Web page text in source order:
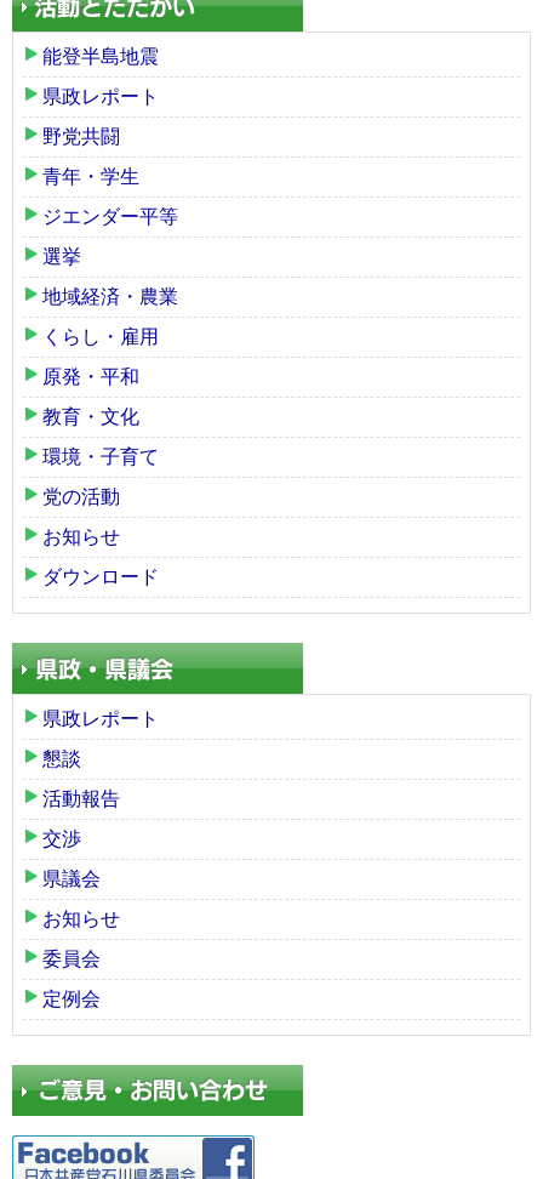
能登半島地震
県政レポート
野党共闘
青年・学生
ジエンダー平等
選挙
地域経済・農業
くらし・雇用
原発・平和
教育・文化
環境・子育て
党の活動
お知らせ
ダウンロード
県政レポート
懇談
活動報告
交渉
県議会
お知らせ
委員会
定例会